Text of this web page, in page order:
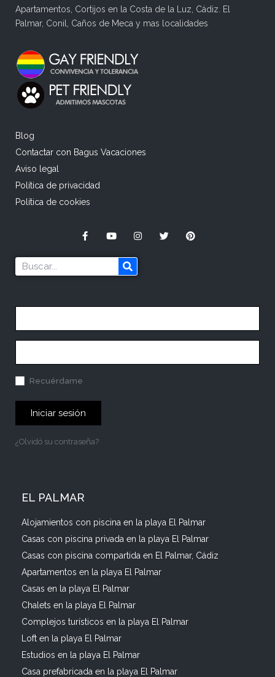
Apartamentos, Cortijos en la Costa de la Luz, Cádiz. El
Palmar, Conil, Caños de Meca y mas localidades
Blog
Contactar con Bagus Vacaciones
Aviso legal
Política de privacidad
Política de cookies
Recuérdame
Iniciar sesión
¿Olvidó su contraseña?
EL PALMAR
Alojamientos con piscina en la playa El Palmar
Casas con piscina privada en la playa El Palmar
Casas con piscina compartida en El Palmar, Cádiz
Apartamentos en la playa El Palmar
Casas en la playa El Palmar
Chalets en la playa El Palmar
Complejos turísticos en la playa El Palmar
Loft en la playa El Palmar
Estudios en la playa El Palmar
Casa prefabricada en la playa El Palmar